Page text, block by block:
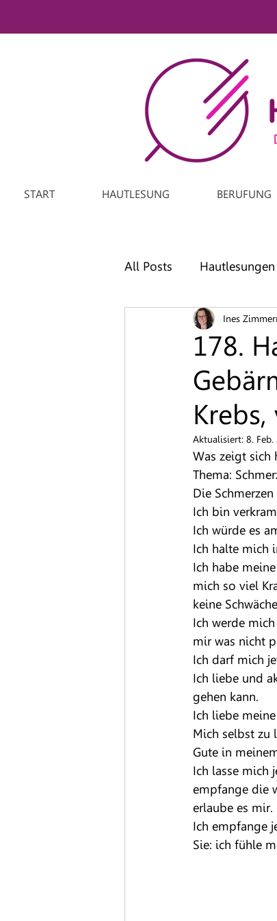
START HAUTLESUNG BERUFUNG
All Posts Hautlesungen
Blutschwämmchen
Hautpilz
178.
Ines
Aktualisiert: 8. Feb.
Was zeigt sich
Thema:
Die
Ich bin
Ich würde es
Ich halte mich
Ich habe
mich so viel
keine
Ich werde
mir was nicht
Ich darf mich
Ich liebe und
gehen kann.
Ich liebe
Mich selbst zu
Gute in
Ich lasse mich
empfange die
erlaube es mir.
Ich empfange
Sie: ich fühle